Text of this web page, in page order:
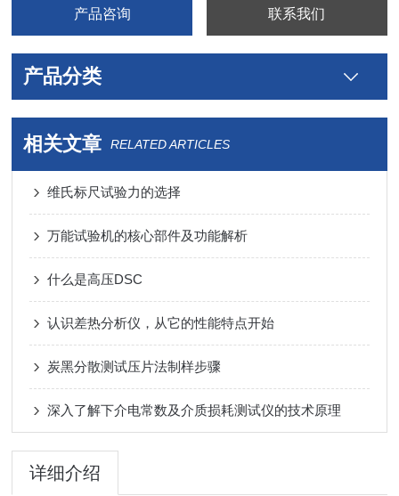
产品咨询 联系我们
产品分类
相关文章 RELATED ARTICLES
维氏标尺试验力的选择
万能试验机的核心部件及功能解析
什么是高压DSC
认识差热分析仪，从它的性能特点开始
炭黑分散测试压片法制样步骤
深入了解下介电常数及介质损耗测试仪的技术原理
详细介绍